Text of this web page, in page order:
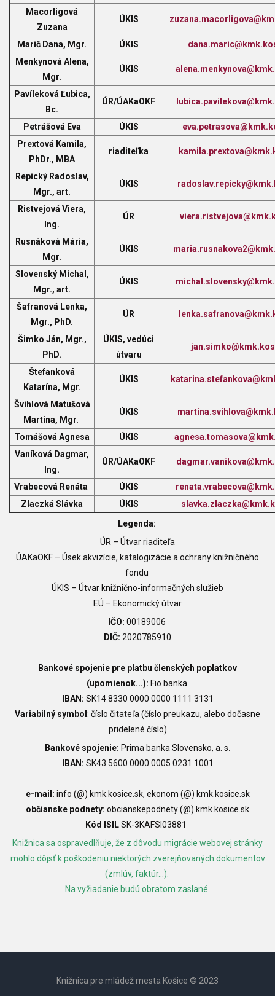
Macorligová
Zuzana
ÚKIS
Marič Dana, Mgr. ÚKIS
Menkynová Alena,
Mgr.
ÚKIS
Pavíleková Ľubica,
Bc.
ÚR/ÚAKaOKF
Petrášová Eva ÚKIS
Prextová Kamila,
PhDr., MBA
riaditeľka
Repický Radoslav,
Mgr., art.
ÚKIS
Ristvejová Viera,
Ing.
ÚR
Rusnáková Mária,
Mgr.
ÚKIS
Slovenský Michal,
Mgr., art.
ÚKIS
Šafranová Lenka,
Mgr., PhD.
ÚR
Šimko Ján, Mgr.,
PhD.
ÚKIS, vedúci
útvaru
Štefanková
Katarína, Mgr.
ÚKIS
Švihlová Matušová
Martina, Mgr.
ÚKIS
Tomášová Agnesa ÚKIS
Vaníková Dagmar,
Ing.
ÚR/ÚAKaOKF
Vrabecová Renáta ÚKIS
Zlaczká Slávka
ÚKIS
Legenda:
ÚR –⁠⁠⁠⁠⁠⁠ Útvar riaditeľa
ÚAKaOKF –⁠⁠⁠⁠⁠⁠ Úsek akvizície, katalogizácie a ochrany knižničného
fondu
ÚKIS –⁠⁠⁠⁠⁠⁠ Útvar knižnično-informačných služieb
EÚ –⁠⁠⁠⁠⁠⁠ Ekonomický útvar
IČO: 00189006
DIČ: 2020785910
Bankové spojenie pre platbu členských poplatkov
(upomienok...): Fio banka
IBAN: SK14 8330 0000 0000 1111 3131
Variabilný symbol : číslo čitateľa (číslo preukazu, alebo dočasne
pridelené číslo)
Bankové spojenie: Prima banka Slovensko, a. s.
IBAN: SK43 5600 0000 0005 0231 1001
e-mail: info (@) kmk.kosice.sk, ekonom (@) kmk.kosice.sk
občianske podnety: obcianskepodnety (@) kmk.kosice.sk
Kód ISILSK-3KAFSI03881
Knižnica sa ospravedlňuje, že z dôvodu migrácie webovej stránky
mohlo dôjsť k poškodeniu niektorých zverejňovaných dokumentov
(zmlúv, faktúr...).
Na vyžiadanie budú obratom zaslané.
Knižnica pre mládež mesta Košice © 2023